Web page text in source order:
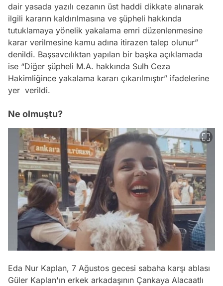
dair yasada yazılı cezanın üst haddi dikkate alınarak
ilgili kararın kaldırılmasına ve şüpheli hakkında
tutuklamaya yönelik yakalama emri düzenlenmesine
karar verilmesine kamu adına itirazen talep olunur”
denildi. Başsavcılıktan yapılan bir başka açıklamada
ise “Diğer şüpheli M.A. hakkında Sulh Ceza
Hakimliğince yakalama kararı çıkarılmıştır” ifadelerine
yer verildi.
Ne olmuştu?
Eda Nur Kaplan, 7 Ağustos gecesi sabaha karşı ablası
Güler Kaplan'ın erkek arkadaşının Çankaya Alacaatlı